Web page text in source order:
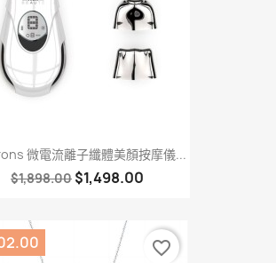
微電流離子纖體美顏按摩儀...
$1,898.00 $1,498.00
favorite_border